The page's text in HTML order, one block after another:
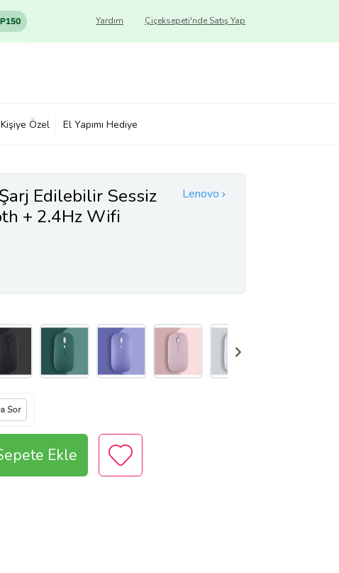
Çiçeksepeti'nde Satış Yap
Yardım
Kişiye Özel El Yapımı Hediye
Lenovo
Edilebilir Sessiz
+ 2.4Hz Wifi
Fare (Mavi)
Sor
Ekle